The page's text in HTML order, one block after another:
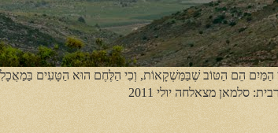
הַמַּיִם הֵם הַטּוֹב שֶׁבַּמַּשְׁקָאוֹת, וְכִי הַלֶּחֶם הוּא הַטָּעִים
מצאלחה יולי 2011